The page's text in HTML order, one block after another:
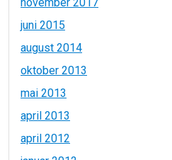
juni 2015
august 2014
oktober 2013
mai 2013
april 2013
april 2012